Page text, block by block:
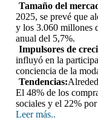
Tamaño del
2025, se prevé que
y los 3.060 millones
anual del 5,7%.
Impulsores de
influyó en la
conciencia de la
Tendencias:
El 48% de los
sociales y el 22%
Leer más..